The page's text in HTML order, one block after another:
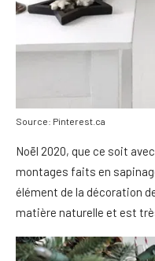
Source: Pinterest.ca
Noël 2020, que ce soit
montages faits en
élément de la décoration
matière naturelle et est